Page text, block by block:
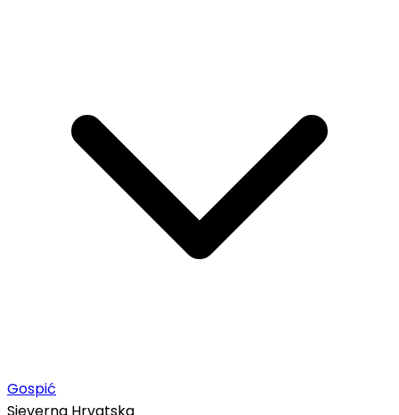
Gospić
Sjeverna Hrvatska